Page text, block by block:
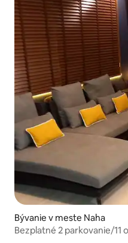
Bývanie v meste Naha
Bezplatné 2 parkovanie/11